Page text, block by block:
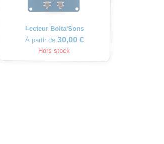
Lecteur Boita'Sons
À partir de 30,00 €
Hors stock